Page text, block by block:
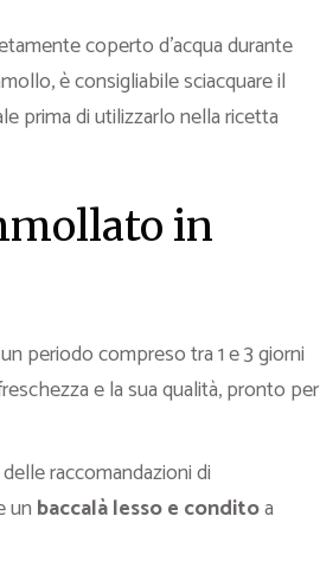
coperto d’acqua durante
è consigliabile sciacquare il
prima di utilizzarlo nella ricetta
in
periodo compreso tra 1 e 3 giorni
e la sua qualità, pronto per
raccomandazioni di
unbaccalà lesso e conditoa